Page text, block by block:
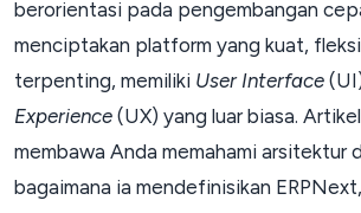
berorientasi pada pengembangan
menciptakan platform yang kuat,
terpenting, memiliki User Interface
Experience (UX) yang luar biasa.
membawa Anda memahami arsitektur
bagaimana ia mendefinisikan